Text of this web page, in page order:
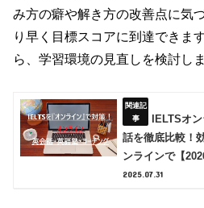
み方の癖や解き方の改善点に気
り早く目標スコアに到達できま
ら、学習環境の見直しを検討し
IELTSオ
話を徹底比較！
ンラインで【
2025.07.31